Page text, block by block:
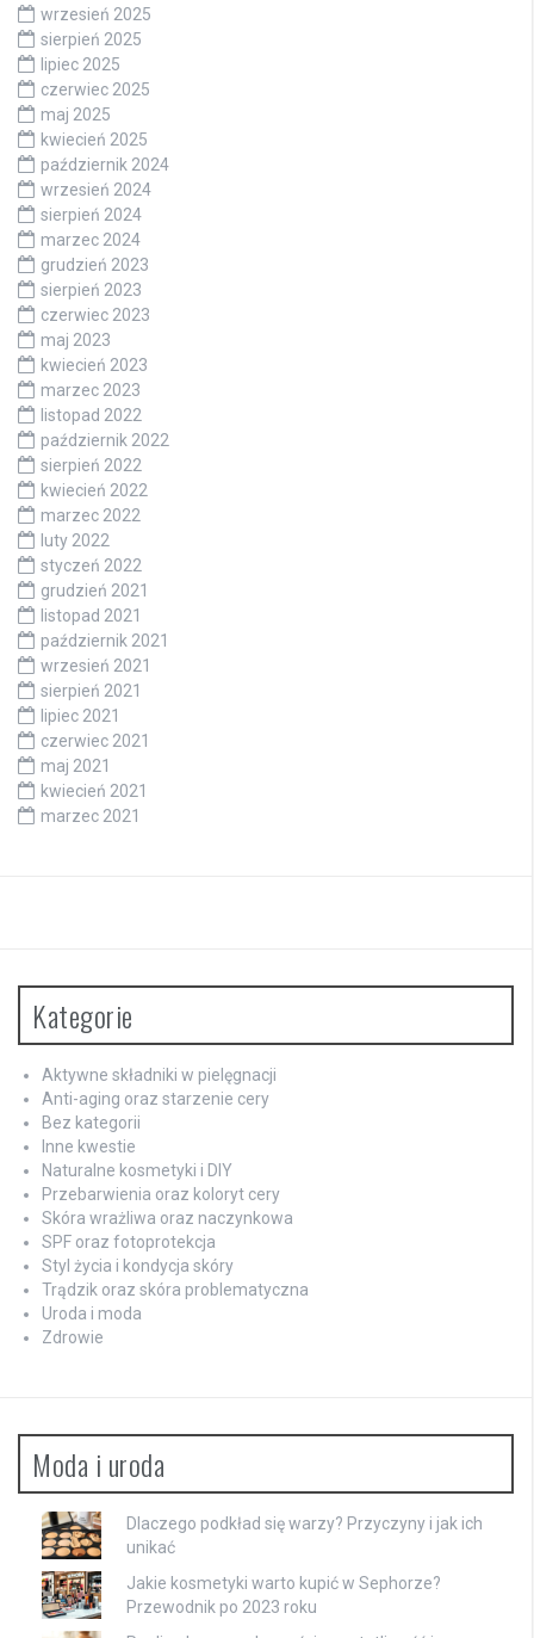
wrzesień 2025
sierpień 2025
lipiec 2025
czerwiec 2025
maj 2025
kwiecień 2025
październik 2024
wrzesień 2024
sierpień 2024
marzec 2024
grudzień 2023
sierpień 2023
czerwiec 2023
maj 2023
kwiecień 2023
marzec 2023
listopad 2022
październik 2022
sierpień 2022
kwiecień 2022
marzec 2022
luty 2022
styczeń 2022
grudzień 2021
listopad 2021
październik 2021
wrzesień 2021
sierpień 2021
lipiec 2021
czerwiec 2021
maj 2021
kwiecień 2021
marzec 2021
Kategorie
Aktywne składniki w pielęgnacji
Anti-aging oraz starzenie cery
Bez kategorii
Inne kwestie
Naturalne kosmetyki i DIY
Przebarwienia oraz koloryt cery
Skóra wrażliwa oraz naczynkowa
SPF oraz fotoprotekcja
Styl życia i kondycja skóry
Trądzik oraz skóra problematyczna
Uroda i moda
Zdrowie
Moda i uroda
Dlaczego podkład się warzy? Przyczyny i jak ich
unikać
Jakie kosmetyki warto kupić w Sephorze?
Przewodnik po 2023 roku